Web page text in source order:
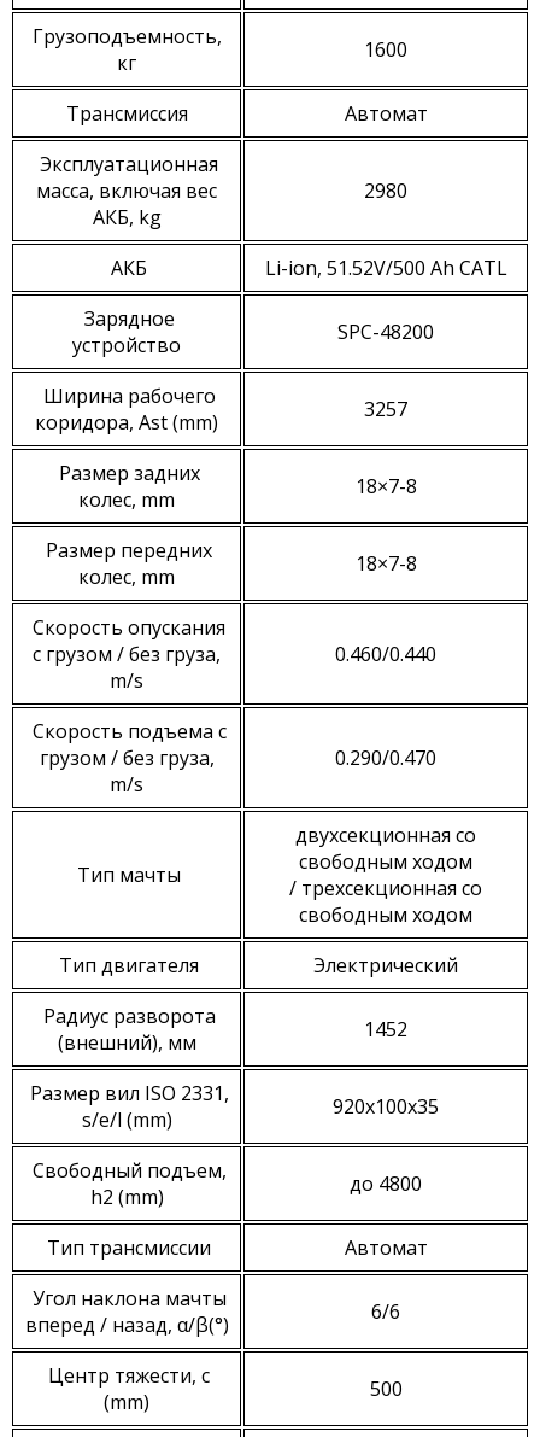
Грузоподъемность,
кг
1600
Трансмиссия
Автомат
Эксплуатационная
масса, включая вес
АКБ, kg
2980
АКБ
Li-ion, 51.52V/500 Ah CATL
Зарядное
устройство
SPC-48200
Ширина рабочего
коридора, Ast (mm)
3257
Размер задних
колес, mm
18×7-8
Размер передних
колес, mm
18×7-8
Скорость опускания
с грузом / без груза,
m/s
0.460/0.440
Скорость подъема с
грузом / без груза,
m/s
0.290/0.470
Тип мачты
двухсекционная со
свободным ходом
/ трехсекционная со
свободным ходом
Тип двигателя
Электрический
Радиус разворота
(внешний), мм
1452
Размер вил ISO 2331,
s/e/l (mm)
920x100x35
Свободный подъем,
h2 (mm)
до 4800
Тип трансмиссии
Автомат
Угол наклона мачты
вперед / назад, α/β(°)
6/6
Центр тяжести, c
(mm)
500